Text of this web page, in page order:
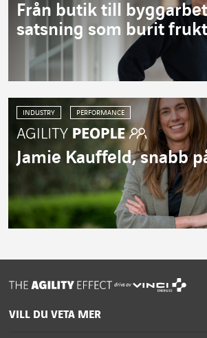
Från butik till
satsning som burit frukt
INDUSTRY PERFORMANCE
Jamie Kauffeld, snabb
drivs av
VILL DU VETA MER